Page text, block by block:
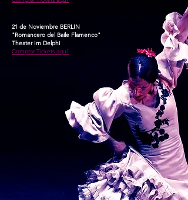
21 de Noviembre BERLIN
"Romancero del Baile Flamenco"
Theater Im Delphi
Comprar Tickets aquí